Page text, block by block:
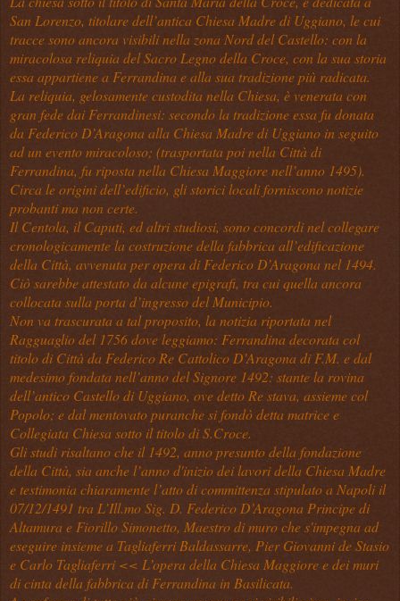
San Lorenzo, titolare dell’antica Chiesa Madre di Uggiano, le cui
tracce sono ancora visibili nella zona Nord del Castello: con la
miracolosa reliquia del Sacro Legno della Croce, con la sua storia
essa appartiene a Ferrandina e alla sua tradizione più radicata.
La reliquia, gelosamente custodita nella Chiesa, è venerata con
gran fede dai Ferrandinesi: secondo la tradizione essa fu donata
da Federico D’Aragona alla Chiesa Madre di Uggiano in seguito
ad un evento miracoloso; (trasportata poi nella Città di
Ferrandina, fu riposta nella Chiesa Maggiore nell’anno 1495).
Circa le origini dell’edificio, gli storici locali forniscono notizie
probanti ma non certe.
Il Centola, il Caputi, ed altri studiosi, sono concordi nel collegare
cronologicamente la costruzione della fabbrica all’edificazione
della Città, avvenuta per opera di Federico D’Aragona nel 1494.
Ciò sarebbe attestato da alcune epigrafi, tra cui quella ancora
collocata sulla porta d’ingresso del Municipio.
Non va trascurata a tal proposito, la notizia riportata nel
Ragguaglio del 1756 dove leggiamo: Ferrandina decorata col
titolo di Città da Federico Re Cattolico D’Aragona di F.M. e dal
medesimo fondata nell’anno del Signore 1492: stante la rovina
dell’antico Castello di Uggiano, ove detto Re stava, assieme col
Popolo; e dal mentovato puranche si fondò detta matrice e
Collegiata Chiesa sotto il titolo di S.Croce.
Gli studi risaltano che il 1492, anno presunto della fondazione
della Città, sia anche l’anno d'inizio dei lavori della Chiesa Madre
e testimonia chiaramente l’atto di committenza stipulato a Napoli il
07/12/1491 tra L’Ill.mo Sig. D. Federico D’Aragona Principe di
Altamura e Fiorillo Simonetto, Maestro di muro che s'impegna ad
eseguire insieme a Tagliaferri Baldassarre, Pier Giovanni de Stasio
e Carlo Tagliaferri << L’opera della Chiesa Maggiore e dei muri
di cinta della fabbrica di Ferrandina in Basilicata.